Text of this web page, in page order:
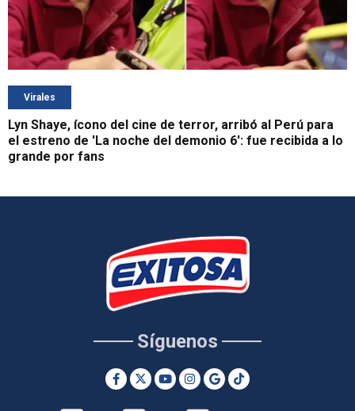
Virales
Lyn Shaye, ícono del cine de terror, arribó al Perú para
el estreno de 'La noche del demonio 6': fue recibida a lo
grande por fans
Síguenos